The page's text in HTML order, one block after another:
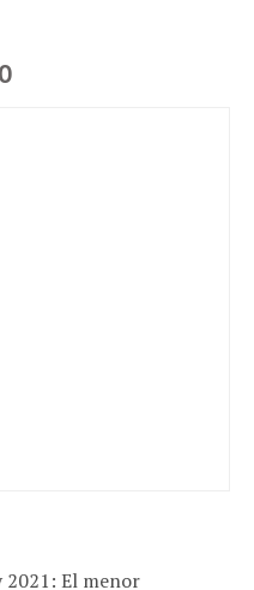
2021: El menor